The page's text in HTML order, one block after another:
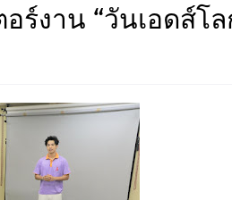
ร์งาน “วันเอดส์โล